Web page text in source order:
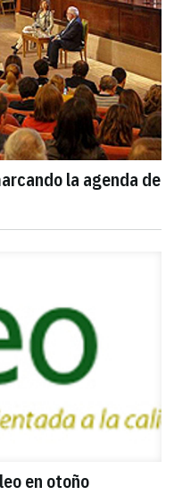
la agenda de
en otoño